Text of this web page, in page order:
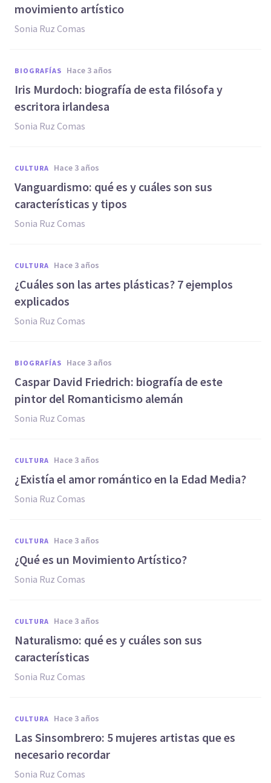
movimiento artístico
Sonia Ruz Comas
BIOGRAFÍAS hace 3 años
Iris Murdoch: biografía de esta filósofa y
escritora irlandesa
Sonia Ruz Comas
CULTURA hace 3 años
Vanguardismo: qué es y cuáles son sus
características y tipos
Sonia Ruz Comas
CULTURA hace 3 años
¿Cuáles son las artes plásticas? 7 ejemplos
explicados
Sonia Ruz Comas
BIOGRAFÍAS hace 3 años
Caspar David Friedrich: biografía de este
pintor del Romanticismo alemán
Sonia Ruz Comas
CULTURA hace 3 años
¿Existía el amor romántico en la Edad Media?
Sonia Ruz Comas
CULTURA hace 3 años
¿Qué es un Movimiento Artístico?
Sonia Ruz Comas
CULTURA hace 3 años
Naturalismo: qué es y cuáles son sus
características
Sonia Ruz Comas
CULTURA hace 3 años
Las Sinsombrero: 5 mujeres artistas que es
necesario recordar
Sonia Ruz Comas